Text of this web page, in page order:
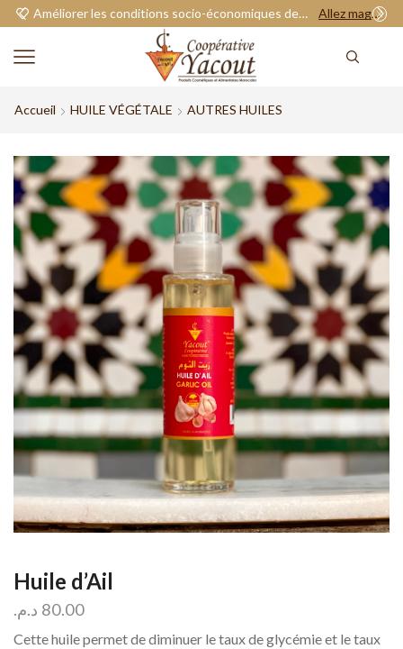
Améliorer les conditions socio-économiques de nos adhérents. Allez magasiner
Accueil HUILE VÉGÉTALE AUTRES HUILES
Huile d’Ail
80.00 د.م.
Cette huile permet de diminuer le taux de glycémie et le taux